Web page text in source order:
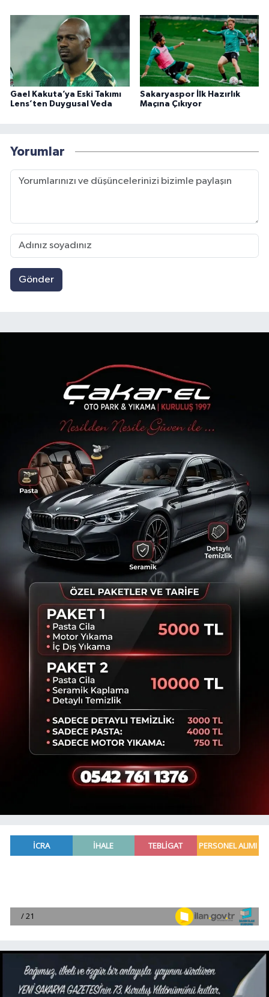
Gael Kakuta’ya Eski Takımı
Lens’ten Duygusal Veda
Sakaryaspor İlk Hazırlık
Maçına Çıkıyor
Yorumlar
Gönder